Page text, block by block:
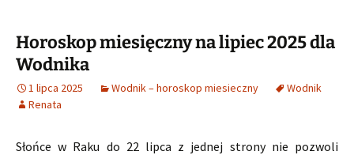
Horoskop miesięczny na lipiec 2025 dla
Wodnika
1 lipca 2025 Wodnik – horoskop miesieczny
Wodnik
Renata
Słońce w Raku do 22 lipca z jednej strony nie pozwoli